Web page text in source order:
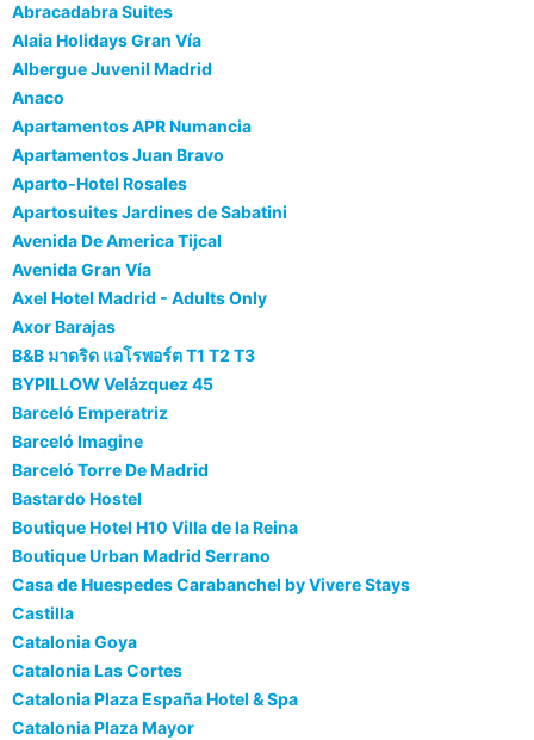
Abracadabra Suites
Alaia Holidays Gran Vía
Albergue Juvenil Madrid
Anaco
Apartamentos APR Numancia
Apartamentos Juan Bravo
Aparto-Hotel Rosales
Apartosuites Jardines de Sabatini
Avenida De America Tijcal
Avenida Gran Vía
Axel Hotel Madrid - Adults Only
Axor Barajas
B&B มาดริด แอโรพอร์ต T1 T2 T3
BYPILLOW Velázquez 45
Barceló Emperatriz
Barceló Imagine
Barceló Torre De Madrid
Bastardo Hostel
Boutique Hotel H10 Villa de la Reina
Boutique Urban Madrid Serrano
Casa de Huespedes Carabanchel by Vivere Stays
Castilla
Catalonia Goya
Catalonia Las Cortes
Catalonia Plaza España Hotel & Spa
Catalonia Plaza Mayor